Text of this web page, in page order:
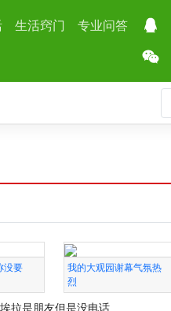
生活窍门
专业问答
没要
我的大观园谢幕气氛热
烈
拉是朋友但是没电话